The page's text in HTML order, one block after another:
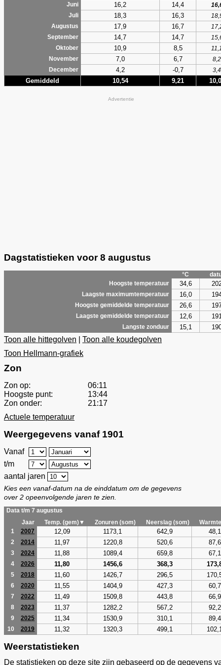
Juni 16,2 14,4
Juli
18,3 16,3
Augustus
17,9 16,7
September
14,7 14,7
Oktober
10,9 8,5
November
7,0 6,7
8,2
December
4,2 -0,7 3,4
Gemiddeld 10,54 9,21
Advertentie
Dagstatistieken voor 8 augustus
°C
Hoogste temperatuur
34,6
Laagste maximumtemperatuur 16,0
Hoogste gemiddelde temperatuur 26,6
Laagste gemiddelde temperatuur 12,6
Langste zonduur 15,1
Toon alle hittegolven
Toon alle koudegolven
Toon Hellmann-grafiek
Zon
Zon op:
06:11
Hoogste punt:
13:44
Zon onder:
21:17
Actuele temperatuur
Weergegevens vanaf 1901
Vanaf
t/m
aantal jaren
Kies een vanaf-datum na de einddatum om de gegevens
over 2 opeenvolgende jaren te zien.
Data t/m 7 augustus
Jaar
Temp. (gem)▼ Zonuren (som) Neerslag (som)
1
2007 12,09 1173,1 642,9 48,1
2 2014 11,97 1220,8 520,6 87,6
3 2024 11,88 1089,4 659,8 67,1
4 2026 11,80 1456,6 368,3
5 2018 11,60 1426,7 296,5
6 2020 11,55 1404,9 427,3 60,7
7 2022 11,49 1509,8 443,8 66,9
8 2023 11,37 1282,2 567,2 92,2
9 2025 11,34 1530,9 310,1 89,4
10 2019 11,32 1320,3 499,1
Weerstatistieken
De statistieken op deze site zijn gebaseerd op de gegevens